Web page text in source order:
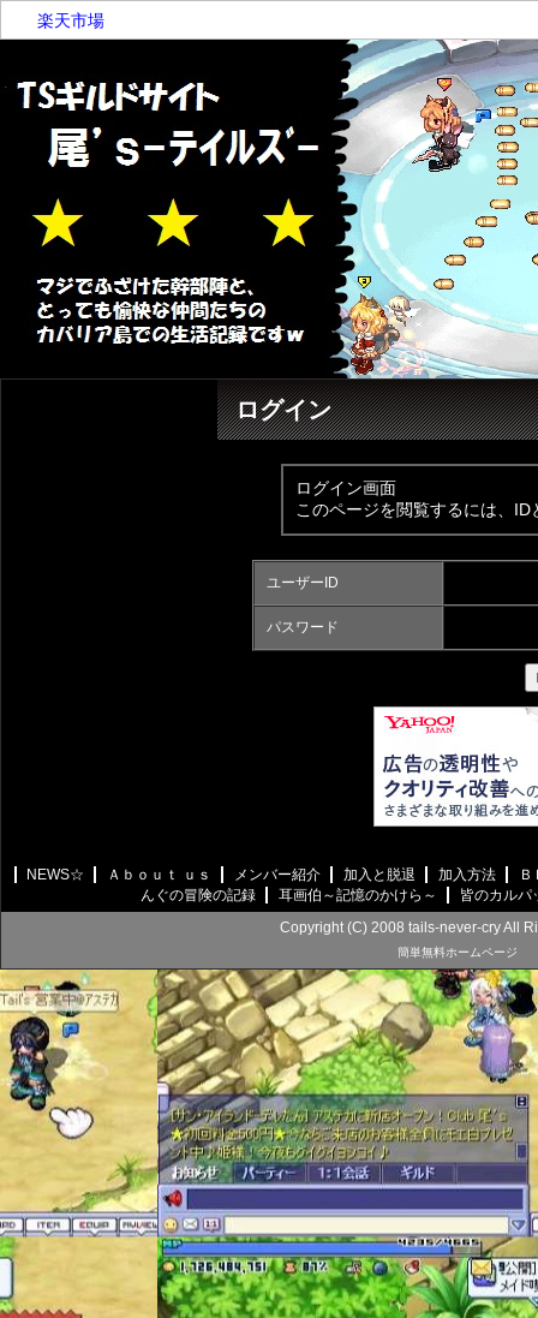
楽天市場
ログイン
ログイン画面
このページを閲覧するには、
ユーザーID
パスワード
NEWS☆ Ａｂｏｕｔ ｕｓ メンバー紹介 加入と脱退 加入方法
Ｂ
んぐの冒険の記録
耳画伯～記憶のかけら～
皆のカルパ
Copyright (C) 2008 tails-never-cry All
簡単無料ホームページ